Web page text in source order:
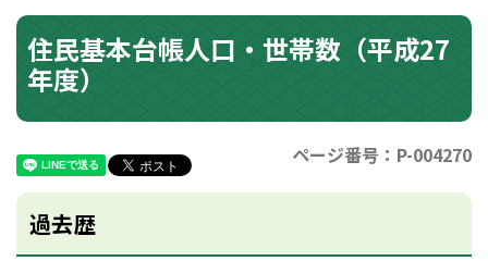
住民基本台帳人口・世帯数（平成27
年度）
ページ番号：P-004270
過去歴